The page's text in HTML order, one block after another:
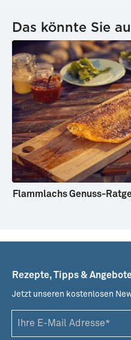
Saibling
Frisch · Ganzer Fisch, ca. 1-
1,3Kg
38,99 €*
29,99 € / kg
Das könnte Sie
Flammlachs Genuss-
Rezepte, Tipps &
Jetzt unseren kostenlosen